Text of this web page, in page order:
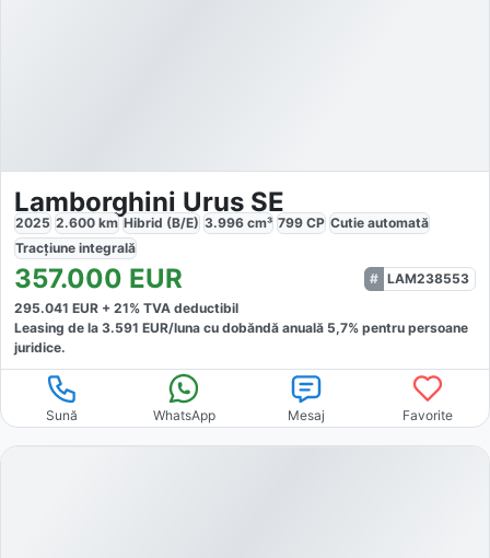
Lamborghini Urus SE
2025 2.600 km Hibrid (B/E) 3.996 cm³ 799 CP Cutie automată
Tracțiune integrală
357.000 EUR
LAM238553
295.041 EUR + 21% TVA deductibil
Leasing de la 3.591 EUR/luna cu dobăndă anuală 5,7% pentru persoane
juridice.
Sună WhatsApp Mesaj Favorite